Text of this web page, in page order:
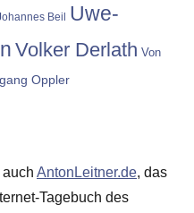
Beil Uwe-
Volker Derlath Von
Oppler
AntonLeitner.de, das
Tagebuch des